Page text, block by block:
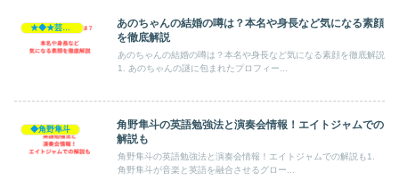
あのちゃんの結婚の噂は？本名や身長など気になる素顔
を徹底解説
あのちゃんの結婚の噂は？本名や身長など気になる素顔を徹底解説
1. あのちゃんの謎に包まれたプロフィー...
◆角野隼斗
角野隼斗の英語勉強法と演奏会情報！エイトジャムでの
解説も
角野隼斗の英語勉強法と演奏会情報！エイトジャムでの解説も1.
角野隼斗が音楽と英語を融合させるグロー...